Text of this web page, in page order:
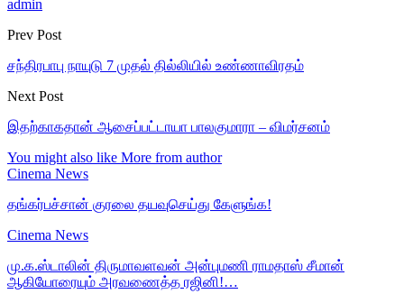
admin
Prev Post
சந்திரபாபு நாயுடு 7 முதல் தில்லியில் உண்ணாவிரதம்
Next Post
இதற்காகதான் ஆசைப்பட்டாயா பாலகுமாரா – விமர்சனம்
You might also like More from author
Cinema News
தங்கர்பச்சான் குரலை தயவுசெய்து கேளுங்க!
Cinema News
மு.க.ஸ்டாலின் திருமாவளவன் அன்புமணி ராமதாஸ் சீமான்
ஆகியோரையும் அரவணைத்த ரஜினி!…